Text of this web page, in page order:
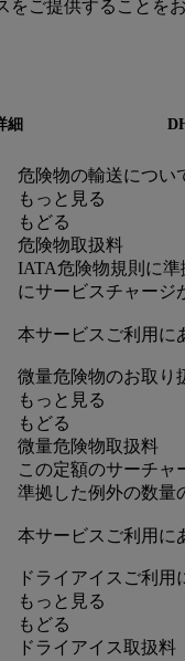
をご提供すること
細
危険物の輸送につい
もっと見る
もどる
危険物取扱料
IATA危険物規則に
にサービスチャージ
本サービスご利用に
微量危険物のお取り
もっと見る
もどる
微量危険物取扱料
この定額のサーチャ
準拠した例外の数量
本サービスご利用に
ドライアイスご利用
もっと見る
もどる
ドライアイス取扱料